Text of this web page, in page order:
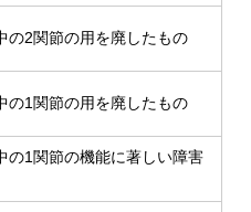
の2関節の用を廃したもの
の1関節の用を廃したもの
の1関節の機能に著しい障害